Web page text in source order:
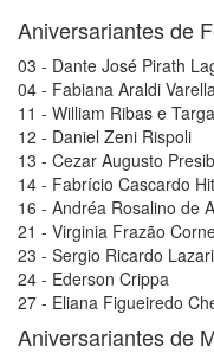
Aniversariantes de
03 - Dante José Pirath
04 - Fabiana Araldi
11 - William Ribas e Targa
12 - Daniel Zeni Rispoli
13 - Cezar Augusto
14 - Fabrício Cascardo
16 - Andréa Rosalino de
21 - Virginia Frazão
23 - Sergio Ricardo
24 - Ederson Crippa
27 - Eliana Figueiredo
Aniversariantes de